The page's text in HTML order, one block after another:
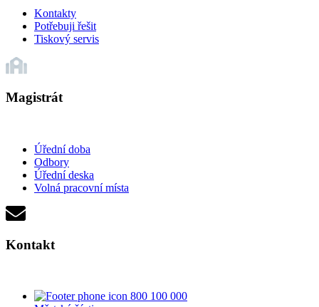
Kontakty
Potřebuji řešit
Tiskový servis
Magistrát
Úřední doba
Odbory
Úřední deska
Volná pracovní místa
Kontakt
800 100 000